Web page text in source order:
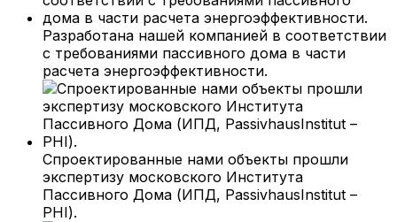
Разработана нашей компанией в соответствии
с требованиями пассивного дома в части
расчета энергоэффективности.
Спроектированные нами объекты прошли
экспертизу московского Института
Пассивного Дома (ИПД, PassivhausInstitut –
PHI).